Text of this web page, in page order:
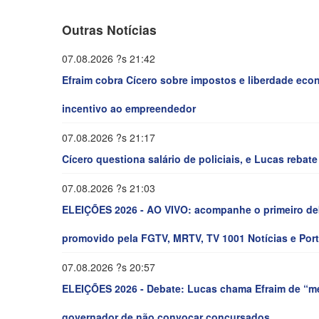
Outras Notícias
07.08.2026 ?s 21:42
Efraim cobra Cícero sobre impostos e liberdade
incentivo ao empreendedor
07.08.2026 ?s 21:17
Cícero questiona salário de policiais, e Lucas
07.08.2026 ?s 21:03
ELEIÇÕES 2026 - AO VIVO: acompanhe o primeiro
promovido pela FGTV, MRTV, TV 1001 Notícias e
07.08.2026 ?s 20:57
ELEIÇÕES 2026 - Debate: Lucas chama Efraim de